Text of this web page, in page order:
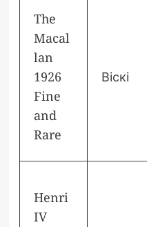
The
Macal
lan
1926
Fine
and
Rare
Віскі
Henri
IV